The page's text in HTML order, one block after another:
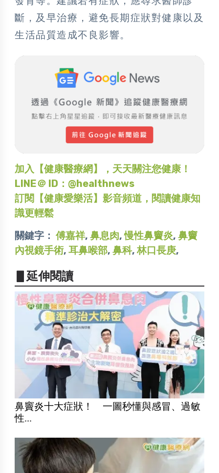
斷，及早治療，避免長期症狀對健康以及
生活品質造成不良影響。
加入【健康醫療網】，天天關注您健康！
LINE＠ ID：@healthnews
訂閱【健康愛樂活】影音頻道，閱讀健康知
識更輕鬆
關鍵字： 傅嘉祥, 鼻息肉,慢性鼻竇炎, 鼻竇
內視鏡手術, 耳鼻喉部, 鼻科,林口長庚,
▋延伸閱讀
鼻竇炎十大症狀！ 一圖秒懂與感冒、過敏
性...